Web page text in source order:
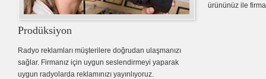
Prodüksiyon
Radyo reklamları müşterilere doğrudan ulaşmanızı
sağlar. Firmanız için uygun seslendirmeyi yaparak
uygun radyolarda reklamınızı yayınlıyoruz.
ürününüz ile